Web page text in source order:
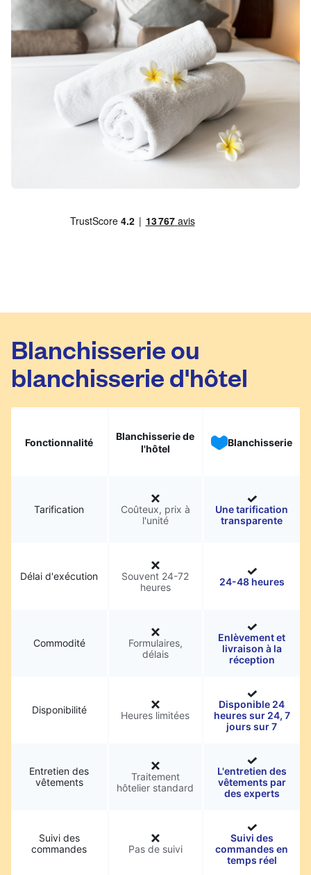
Blanchisserie ou
blanchisserie d'hôtel
Fonctionnalité
Blanchisserie de
l'hôtel
Blanchisserie
Tarification
Coûteux, prix à
l'unité
Une tarification
transparente
Délai d'exécution
Souvent 24-72
heures
24-48 heures
Commodité
Formulaires,
délais
Enlèvement et
livraison à la
réception
Disponibilité Heures limitées
Disponible 24
heures sur 24, 7
jours sur 7
Entretien des
vêtements
Traitement
hôtelier standard
L'entretien des
vêtements par
des experts
Suivi des
commandes
Pas de suivi
Suivi des
commandes en
temps réel